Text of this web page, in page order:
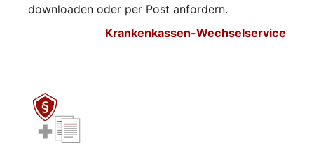
downloaden oder per Post anfordern.
Krankenkassen-Wechselservice